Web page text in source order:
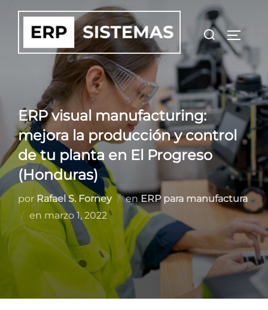
contenido
Buscar:
ERP visual manufacturing:
mejora la producción y control
de tu planta en El Progreso
(Honduras)
por Rafael S. Forney en ERP para manufactura
en Publicado
el
marzo 1, 2022